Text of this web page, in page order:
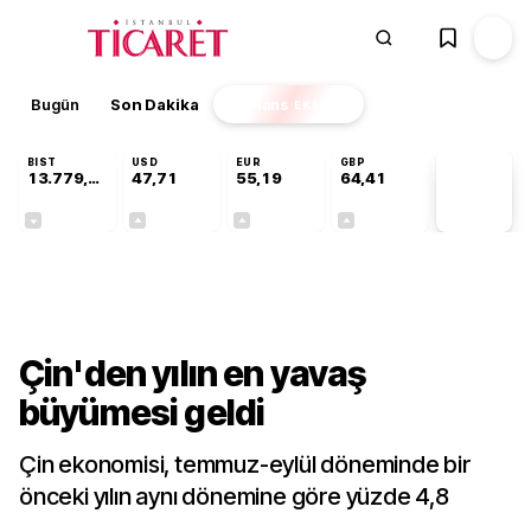
Bugün Son Dakika Finans EKSTRA
BIST
13.779,39
USD
47,71
EUR
55,19
GBP
64,41
Çin'den yılın en yavaş
büyümesi geldi
Çin ekonomisi, temmuz-eylül döneminde bir
önceki yılın aynı dönemine göre yüzde 4,8